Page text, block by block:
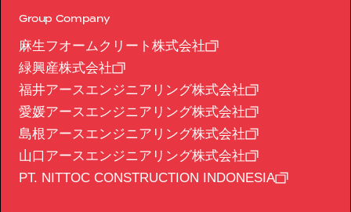
Group Company
麻生フオームクリート株式会社
緑興産株式会社
福井アースエンジニアリング株式会社
愛媛アースエンジニアリング株式会社
島根アースエンジニアリング株式会社
山口アースエンジニアリング株式会社
PT. NITTOC CONSTRUCTION INDONESIA